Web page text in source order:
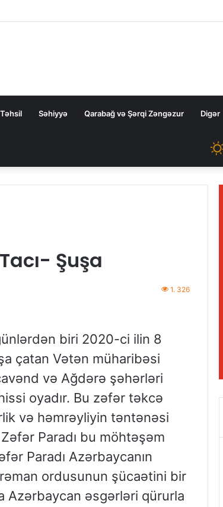
xülasələr toplusu dərc edilib
Səhiyyə Qarabağ və Şərqi Zəngəzur Digər
Şuşa
1. 326
biri 2020-ci ilin 8
çatan Vətən müharibəsi
və Ağdərə şəhərləri
oyadır. Bu zəfər təkcə
və həmrəyliyin təntənəsi
Paradı bu möhtəşəm
Paradı Azərbaycanın
ordusunun şücaətini bir
Azərbaycan əsgərləri qürurla